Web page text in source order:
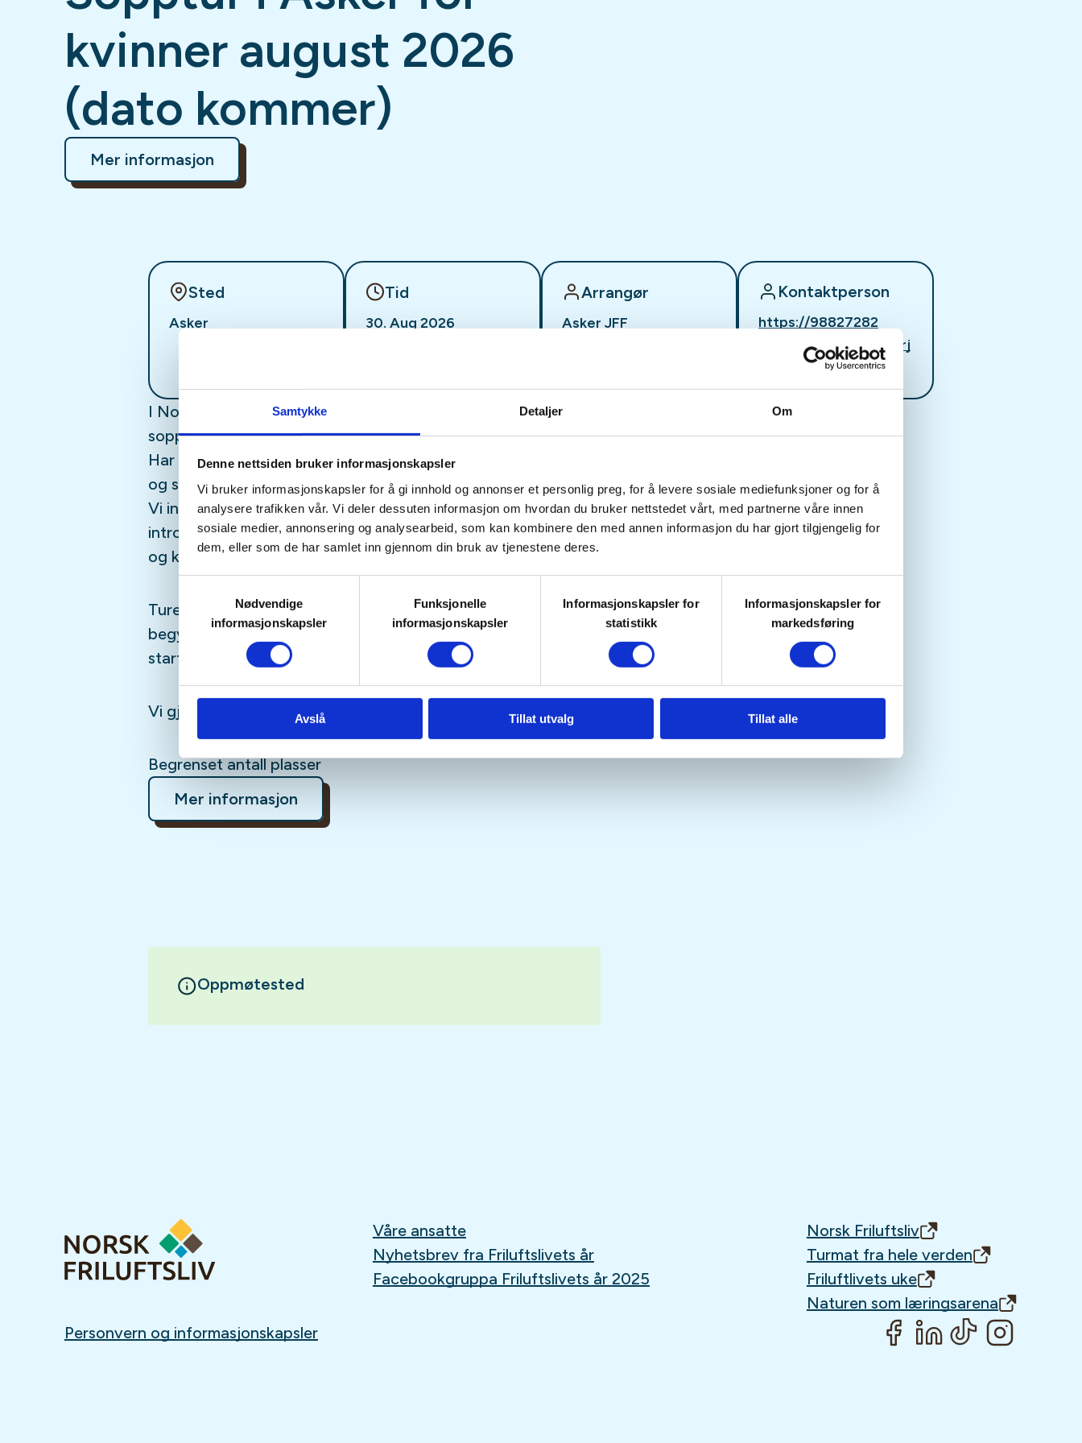
Samtykke Detaljer Om
Denne nettsiden bruker informasjonskapsler
Vi bruker informasjonskapsler for å gi innhold og annonser et personlig preg, for å levere sosiale mediefunksjoner og for å
analysere trafikken vår. Vi deler dessuten informasjon om hvordan du bruker nettstedet vårt, med partnerne våre innen
sosiale medier, annonsering og analysearbeid, som kan kombinere den med annen informasjon du har gjort tilgjengelig for
dem, eller som de har samlet inn gjennom din bruk av tjenestene deres.
Nødvendige
informasjonskapsler
Funksjonelle
informasjonskapsler
Informasjonskapsler for
statistikk
Informasjonskapsler for
markedsføring
Avslå Tillat utvalg Tillat alle
kvinner august 2026
(dato kommer)
Mer informasjon
Sted
Asker
Tid
30. Aug 2026
Arrangør
Asker JFF
Kontaktperson
https://98827282
kvinnekontakt@askerj
I Norge kan alle, på grunn av allemannsretten, fritt plukke
sopp fra naturen.
Har du vært nysgjerrig på hvilke sopp som er trygge å plukke
og spise?
Vi inviterer til sopptur i Asker med soppsakkyndig hvor vi blir
introdusert til noen av de matsoppene som er trygge og lette
og kjenne igjen.
Turen egner seg for deg som er nybegynner og som gjerne vil
begynne å plukke sopp, men kanskje ikke helt vet hvor du skal
starte.
Vi gjennomfører så sant det ikke blir øsende regnvær.
Begrenset antall plasser
Mer informasjon
Oppmøtested
Våre ansatte
Nyhetsbrev fra Friluftslivets år
Facebookgruppa Friluftslivets år 2025
Norsk Friluftsliv
Turmat fra hele verden
Friluftlivets uke
Naturen som læringsarena
Personvern og informasjonskapsler